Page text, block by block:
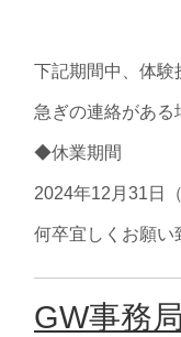
下記期間中、体験
急ぎの連絡がある
◆休業期間
2024年12月31日
何卒宜しくお願い
GW事務